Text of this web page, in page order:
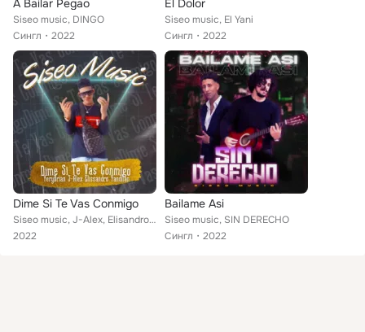
A Bailar Pegao
Siseo music, DINGO
Сингл
2022
El Dolor
Siseo music, El Yani
Сингл
2022
Dime Si Te Vas Conmigo
Siseo music, J-Alex, Elisandro Yandilan, Yerybrian
2022
Bailame Asi
Siseo music, SIN DERECHO
Сингл
2022